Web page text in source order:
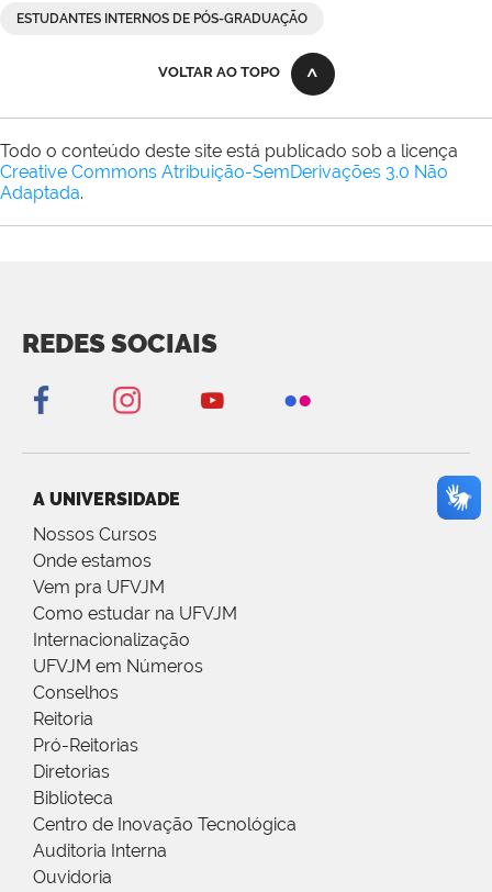
ESTUDANTES INTERNOS DE PÓS-GRADUAÇÃO
VOLTAR AO TOPO
Todo o conteúdo deste site está publicado sob a licença
Creative Commons Atribuição-SemDerivações 3.0 Não
Adaptada.
REDES SOCIAIS
A UNIVERSIDADE
Nossos Cursos
Onde estamos
Vem pra UFVJM
Como estudar na UFVJM
Internacionalização
UFVJM em Números
Conselhos
Reitoria
Pró-Reitorias
Diretorias
Biblioteca
Centro de Inovação Tecnológica
Auditoria Interna
Ouvidoria